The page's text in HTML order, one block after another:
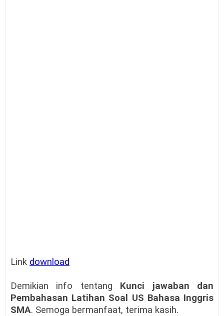
Link download
Demikian info tentang Kunci jawaban dan
Pembahasan Latihan Soal US Bahasa Inggris
SMA. Semoga bermanfaat, terima kasih.